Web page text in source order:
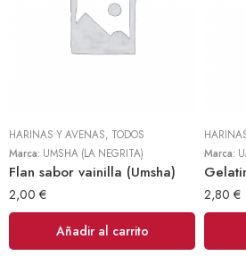
HARINAS Y AVENAS, TODOS
Marca: UMSHA (LA NEGRITA)
Flan sabor vainilla (Umsha)
2,00 €
Añadir al carrito
Marca:
2,80 €